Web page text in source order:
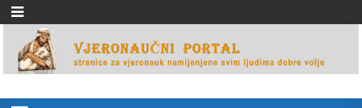
VJERONAUČNI PORTAL